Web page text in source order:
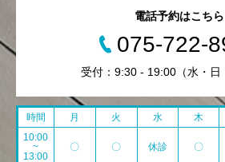
電話予約はこちら
075-722-
受付：9:30 - 19:00（水・日
時間 月 火 水 木
10:00
~
13:00
〇 〇 休診 〇